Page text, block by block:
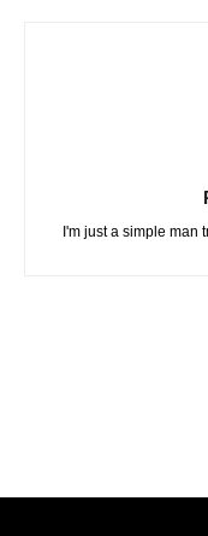
I'm just a simple man